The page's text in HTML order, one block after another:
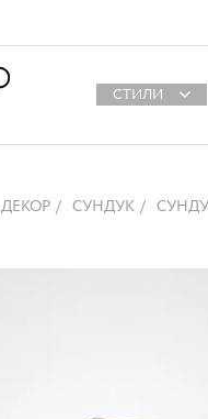
СТИЛИ
ДЕКОР СУНДУК